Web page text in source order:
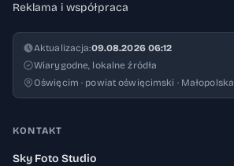
Reklama i współpraca
Aktualizacja:09.08.2026 06:12
Wiarygodne, lokalne źródła
Oświęcim · powiat oświęcimski · Małopolska
KONTAKT
Sky Foto Studio